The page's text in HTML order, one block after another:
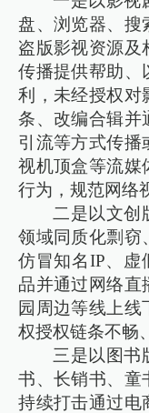
盘、浏览器、搜
盗版影视资源及
传播提供帮助、
利，未经授权对
条、改编合辑并
引流等方式传播
视机顶盒等流媒
行为，规范网络
二是以文创
领域同质化剽窃
仿冒知名IP、虚
品并通过网络直
园周边等线上线
权授权链条不畅
三是以图书
书、长销书、童
持续打击通过电